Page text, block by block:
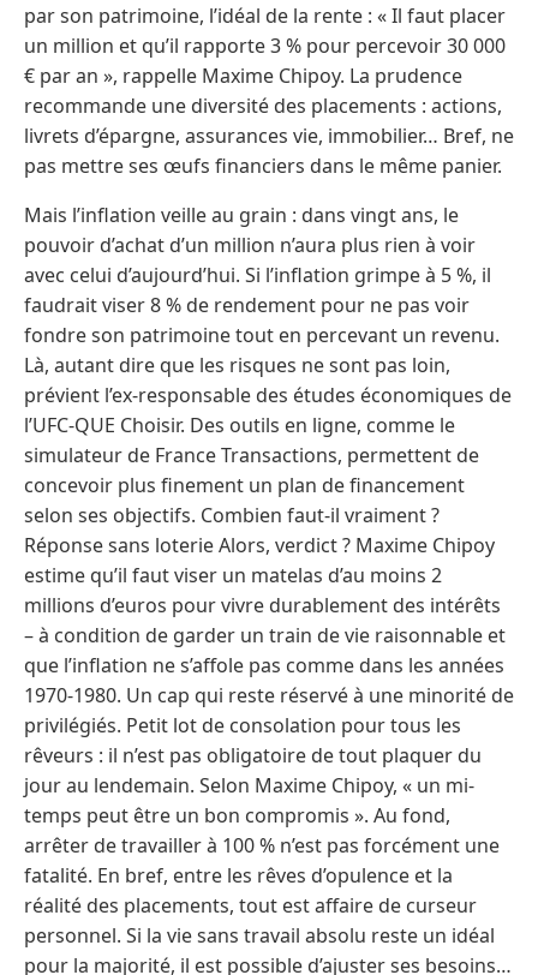
par son patrimoine, l’idéal de la rente : « Il faut placer
un million et qu’il rapporte 3 % pour percevoir 30 000
€ par an », rappelle Maxime Chipoy. La prudence
recommande une diversité des placements : actions,
livrets d’épargne, assurances vie, immobilier… Bref, ne
pas mettre ses œufs financiers dans le même panier.
Mais l’inflation veille au grain : dans vingt ans, le
pouvoir d’achat d’un million n’aura plus rien à voir
avec celui d’aujourd’hui. Si l’inflation grimpe à 5 %, il
faudrait viser 8 % de rendement pour ne pas voir
fondre son patrimoine tout en percevant un revenu.
Là, autant dire que les risques ne sont pas loin,
prévient l’ex-responsable des études économiques de
l’UFC-QUE Choisir. Des outils en ligne, comme le
simulateur de France Transactions, permettent de
concevoir plus finement un plan de financement
selon ses objectifs. Combien faut-il vraiment ?
Réponse sans loterie Alors, verdict ? Maxime Chipoy
estime qu’il faut viser un matelas d’au moins 2
millions d’euros pour vivre durablement des intérêts
– à condition de garder un train de vie raisonnable et
que l’inflation ne s’affole pas comme dans les années
1970-1980. Un cap qui reste réservé à une minorité de
privilégiés. Petit lot de consolation pour tous les
rêveurs : il n’est pas obligatoire de tout plaquer du
jour au lendemain. Selon Maxime Chipoy, « un mi-
temps peut être un bon compromis ». Au fond,
arrêter de travailler à 100 % n’est pas forcément une
fatalité. En bref, entre les rêves d’opulence et la
réalité des placements, tout est affaire de curseur
personnel. Si la vie sans travail absolu reste un idéal
pour la majorité, il est possible d’ajuster ses besoins…